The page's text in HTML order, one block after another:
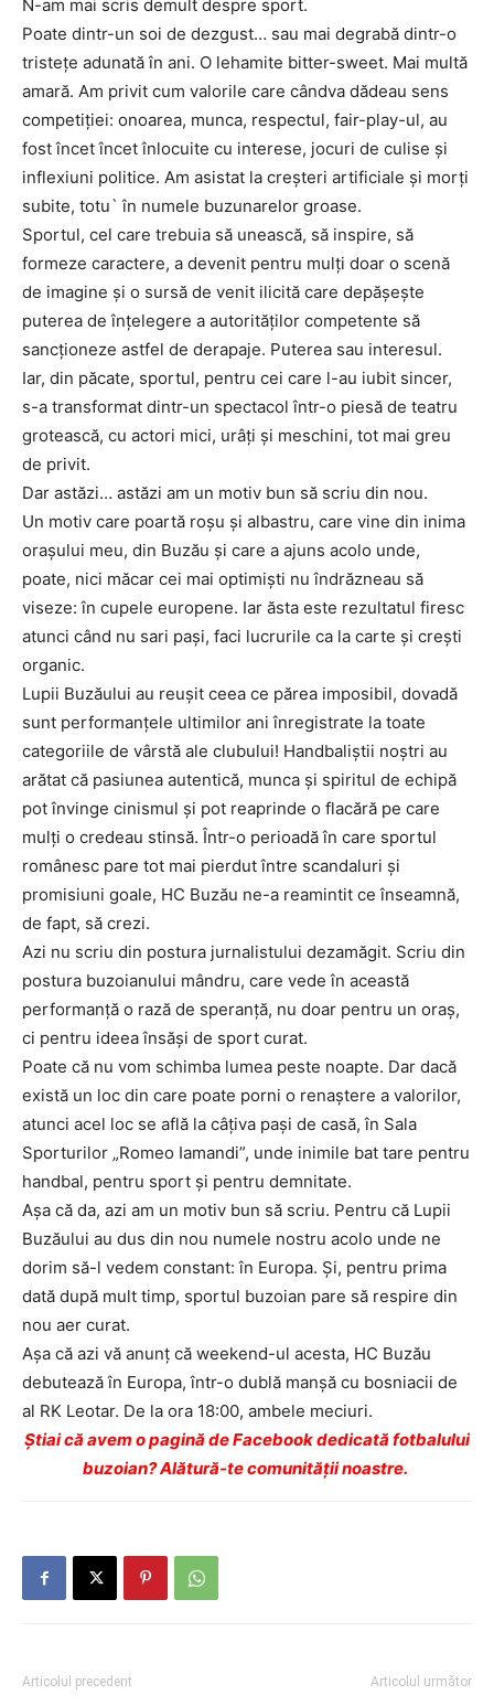
N-am mai scris demult despre sport.
Poate dintr-un soi de dezgust… sau mai degrabă dintr-o
tristețe adunată în ani. O lehamite bitter-sweet. Mai multă
amară. Am privit cum valorile care cândva dădeau sens
competiției: onoarea, munca, respectul, fair-play-ul, au
fost încet încet înlocuite cu interese, jocuri de culise și
inflexiuni politice. Am asistat la creșteri artificiale și morți
subite, totu` în numele buzunarelor groase.
Sportul, cel care trebuia să unească, să inspire, să
formeze caractere, a devenit pentru mulți doar o scenă
de imagine și o sursă de venit ilicită care depășește
puterea de înțelegere a autorităților competente să
sancționeze astfel de derapaje. Puterea sau interesul.
Iar, din păcate, sportul, pentru cei care l-au iubit sincer,
s-a transformat dintr-un spectacol într-o piesă de teatru
grotească, cu actori mici, urâți și meschini, tot mai greu
de privit.
Dar astăzi… astăzi am un motiv bun să scriu din nou.
Un motiv care poartă roșu și albastru, care vine din inima
orașului meu, din Buzău și care a ajuns acolo unde,
poate, nici măcar cei mai optimiști nu îndrăzneau să
viseze: în cupele europene. Iar ăsta este rezultatul firesc
atunci când nu sari pași, faci lucrurile ca la carte și crești
organic.
Lupii Buzăului au reușit ceea ce părea imposibil, dovadă
sunt performanțele ultimilor ani înregistrate la toate
categoriile de vârstă ale clubului! Handbaliștii noștri au
arătat că pasiunea autentică, munca și spiritul de echipă
pot învinge cinismul și pot reaprinde o flacără pe care
mulți o credeau stinsă. Într-o perioadă în care sportul
românesc pare tot mai pierdut între scandaluri și
promisiuni goale, HC Buzău ne-a reamintit ce înseamnă,
de fapt, să crezi.
Azi nu scriu din postura jurnalistului dezamăgit. Scriu din
postura buzoianului mândru, care vede în această
performanță o rază de speranță, nu doar pentru un oraș,
ci pentru ideea însăși de sport curat.
Poate că nu vom schimba lumea peste noapte. Dar dacă
există un loc din care poate porni o renaștere a valorilor,
atunci acel loc se află la câțiva pași de casă, în Sala
Sporturilor „Romeo Iamandi”, unde inimile bat tare pentru
handbal, pentru sport și pentru demnitate.
Așa că da, azi am un motiv bun să scriu. Pentru că Lupii
Buzăului au dus din nou numele nostru acolo unde ne
dorim să-l vedem constant: în Europa. Și, pentru prima
dată după mult timp, sportul buzoian pare să respire din
nou aer curat.
Așa că azi vă anunț că weekend-ul acesta, HC Buzău
debutează în Europa, într-o dublă manșă cu bosniacii de
al RK Leotar. De la ora 18:00, ambele meciuri.
Ştiai că avem o pagină de Facebook dedicată fotbalului
buzoian? Alătură-te comunității noastre.
Articolul precedent Articolul următor